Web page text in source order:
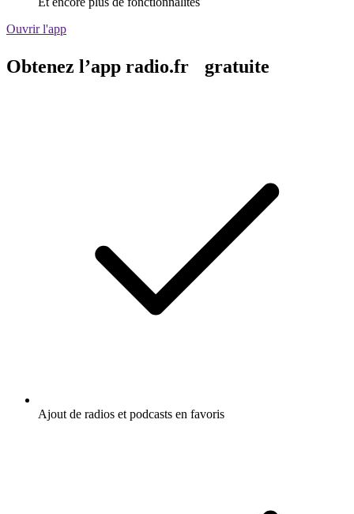
Ouvrir l'app
Obtenez l’app radio.fr gratuite
Ajout de radios et podcasts en favoris